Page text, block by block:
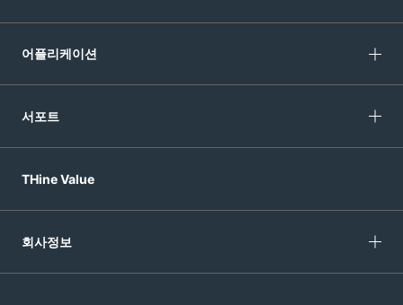
어플리케이션
서포트
THine Value
회사정보